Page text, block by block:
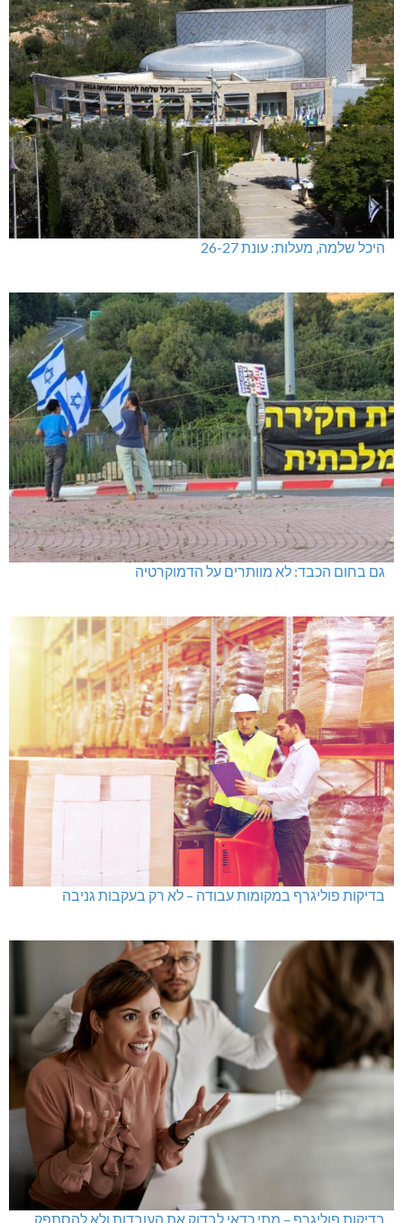
היכל שלמה, מעלות: עונת 26-27
גם בחום הכבד: לא מוותרים על הדמוקרטיה
בדיקות פוליגרף במקומות עבודה – לא רק בעקבות גניבה
בדיקות פוליגרף – מתי כדאי לבדוק את העובדות ולא להסתפק